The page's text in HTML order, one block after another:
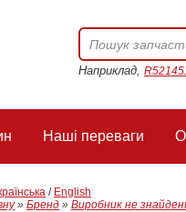
Наприклад,
Наші переваги
/ English
» Бренд » Виробник не